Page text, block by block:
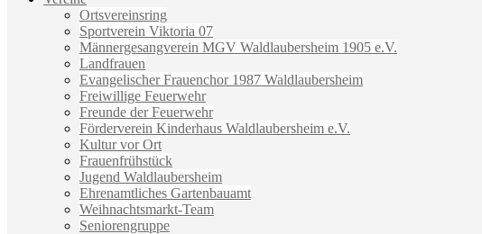
Ortsvereinsring
Sportverein Viktoria 07
Männergesangverein MGV Waldlaubersheim 1905 e.V.
Landfrauen
Evangelischer Frauenchor 1987 Waldlaubersheim
Freiwillige Feuerwehr
Freunde der Feuerwehr
Förderverein Kinderhaus Waldlaubersheim e.V.
Kultur vor Ort
Frauenfrühstück
Jugend Waldlaubersheim
Ehrenamtliches Gartenbauamt
Weihnachtsmarkt-Team
Seniorengruppe